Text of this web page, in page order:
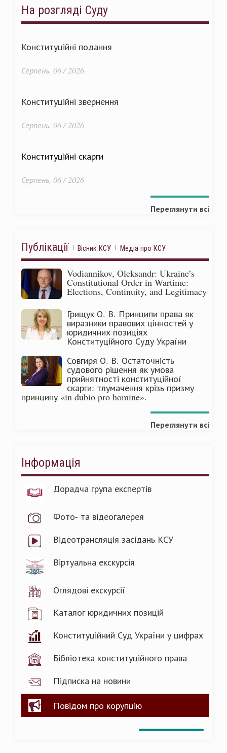
На розгляді Суду
Конституційні подання
Серпень, 06 / 2026
Конституційні звернення
Серпень, 06 / 2026
Конституційні скарги
Серпень, 06 / 2026
Переглянути всі
Публікації Вісник КСУ Медіа про КСУ
Vodiannikov, Oleksandr: Ukraine’s
Constitutional Order in Wartime:
Elections, Continuity, and Legitimacy
Грищук О. В. Принципи права як
виразники правових цінностей у
юридичних позиціях
Конституційного Суду України
Совгиря О. В. Остаточність
судового рішення як умова
прийнятності конституційної
скарги: тлумачення крізь призму
принципу «in dubio pro homine».
Переглянути всі
Інформація
Дорадча група експертів
Фото- та відеогалерея
Відеотрансляція засідань КСУ
Віртуальна екскурсія
Оглядові екскурсії
Каталог юридичних позицій
Конституційний Суд України у цифрах
Бібліотека конституційного права
Підписка на новини
Повідом про корупцію